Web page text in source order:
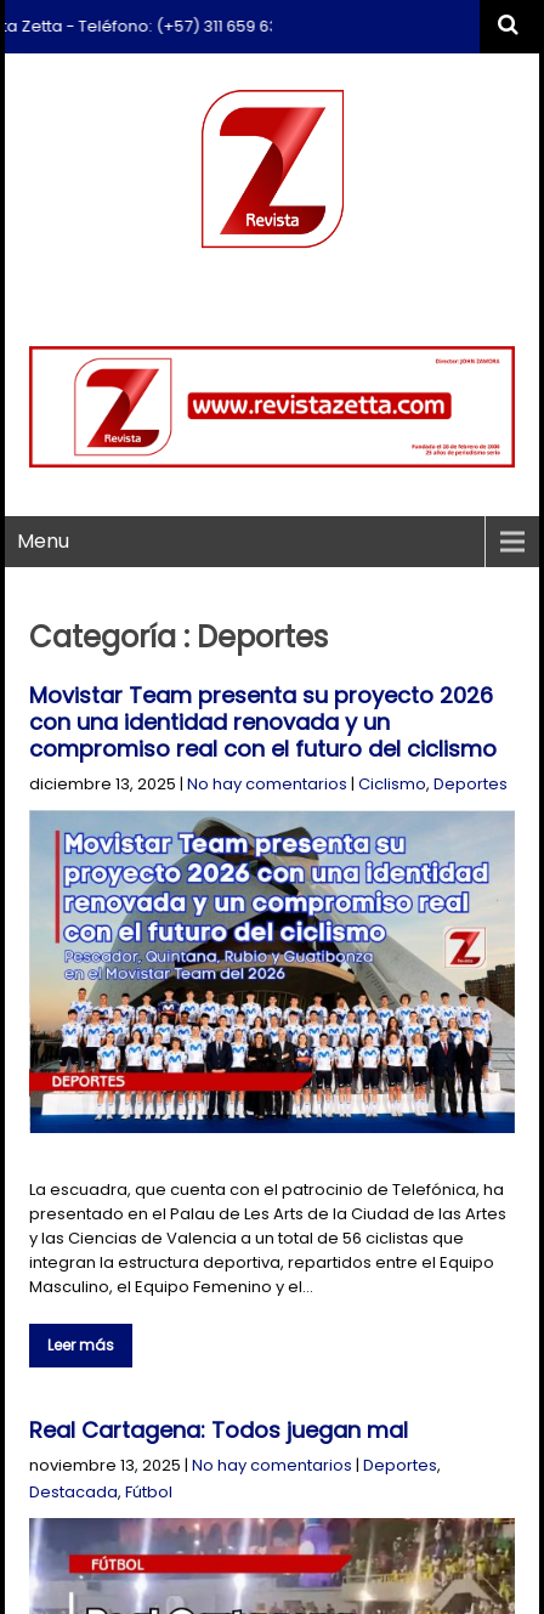
(+57) 311 659 6374 - Correo: revista.zetta@gmail.com
Menu
Categoría : Deportes
Movistar Team presenta su proyecto 2026
con una identidad renovada y un
compromiso real con el futuro del ciclismo
diciembre 13, 2025 |No hay comentarios |Ciclismo,Deportes
La escuadra, que cuenta con el patrocinio de Telefónica, ha
presentado en el Palau de Les Arts de la Ciudad de las Artes
y las Ciencias de Valencia a un total de 56 ciclistas que
integran la estructura deportiva, repartidos entre el Equipo
Masculino, el Equipo Femenino y el…
Leer más
Real Cartagena: Todos juegan mal
noviembre 13, 2025 |No hay comentarios |Deportes,
Destacada,Fútbol